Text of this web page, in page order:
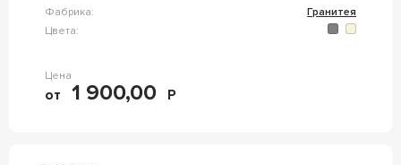
Фабрика:
Гранитея
Цвета:
Цена
от 1 900,00 Р